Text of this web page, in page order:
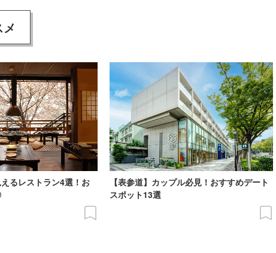
えるレストラン4選！お
【表参道】カップル必見！おすすめデート
スポット13選